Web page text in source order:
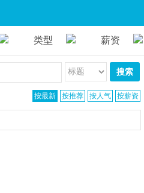
类型 薪资
搜索
按最新 按推荐 按人气 按薪资